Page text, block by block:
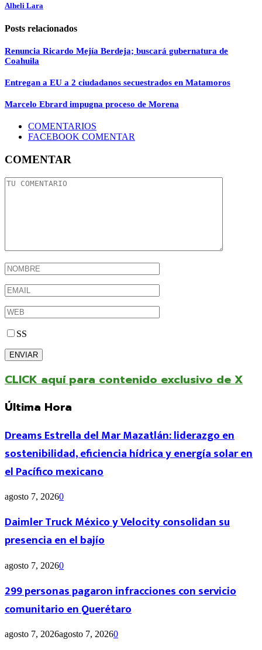
Alheli Lara
Posts relacionados
Renuncia Ricardo Mejía Berdeja; buscará gubernatura de
Coahuila
Entregan a EU a 2 ciudadanos secuestrados en Matamoros
Marcelo Ebrard impugna proceso de Morena
COMENTARIOS
FACEBOOK COMENTAR
COMENTAR
SS
CLICK aquí para contenido exclusivo de X
Última Hora
Dreams Estrella del Mar Mazatlán: liderazgo en
sostenibilidad, eficiencia hídrica y energía solar en
el Pacífico mexicano
agosto 7, 20260
Daimler Truck México y Velocity consolidan su
presencia en el bajío
agosto 7, 20260
299 personas pagaron infracciones con servicio
comunitario en Querétaro
agosto 7, 2026agosto 7, 20260